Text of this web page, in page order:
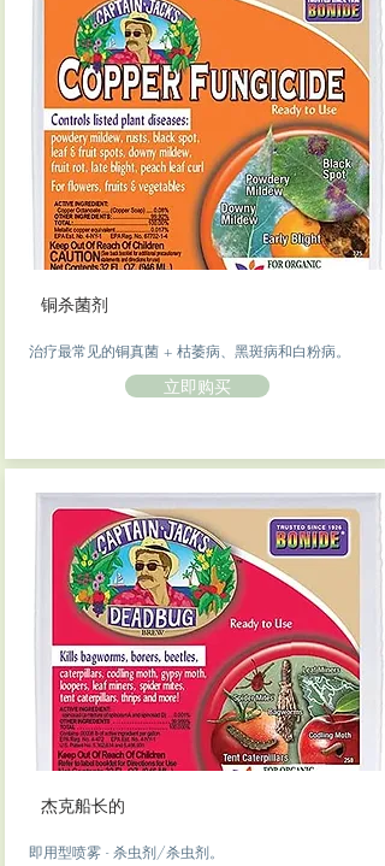
铜杀菌剂
治疗最常见的铜真菌 + 枯萎病、黑斑病和白粉病。
立即购买
杰克船长的
即用型喷雾 - 杀虫剂/杀虫剂。